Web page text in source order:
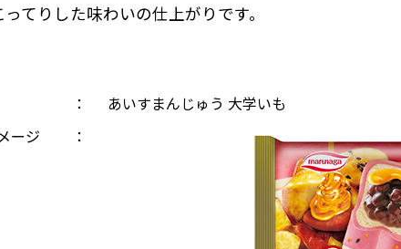
ってりした味わいの仕上がりです。
：
あいすまんじゅう 大学いも
ージ
：